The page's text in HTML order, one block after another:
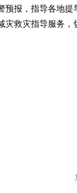
报，指导各地提
灾救灾指导服务，